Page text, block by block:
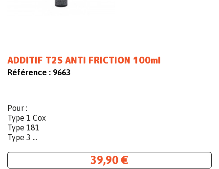
ADDITIF T2S ANTI FRICTION 100ml
Référence : 9663
Pour :
Type 1 Cox
Type 181
Type 3 ...
39,90 €